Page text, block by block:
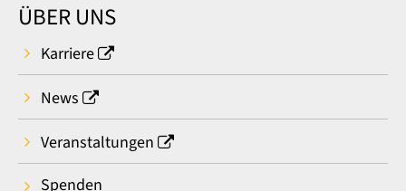
ÜBER UNS
Karriere
News
Veranstaltungen
Spenden